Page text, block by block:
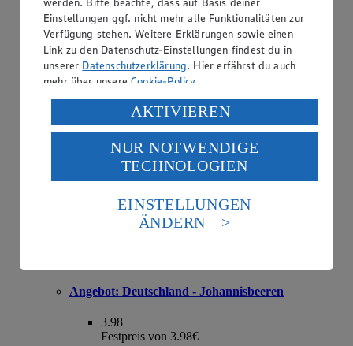
Angebot:Deutschland - Bio-Rispentomaten
2.49
Festpreis von 2.49€
Klasse II, 500 g Schale, (1 kg = € 4.98)
Angebot: Deutschland - Johannisbeeren
3.98
Festpreis von 3.98€
Einstellungen ggf. nicht mehr alle Funktionalitäten zur
Verfügung stehen. Weitere Erklärungen sowie einen
Link zu den Datenschutz-Einstellungen findest du in
unserer Datenschutzerklärung. Hier erfährst du auch
mehr über unsereCookie-Policy.
Verarbeitung deiner personenbezogenen Daten in den
USA durch Facebook und YouTube:
Wenn du auf „Aktivieren“ klickst, willigst du im Sinne
des Art. 49 Abs. 1 Satz 1 lit. a) DSGVO ein, dass deine
Daten in den USA verarbeitet werden. Der EuGH sieht
die USA als Land mit einem nach europäischen
Standards nicht angemessenen Datenschutzniveau an.
Es besteht das Risiko eines Zugriffs durch US-
Informationen zum Herausgeber der Seite findest du
imImpressum
AKTIVIEREN
NUR NOTWENDIGE
TECHNOLOGIEN
EINSTELLUNGEN
ÄNDERN